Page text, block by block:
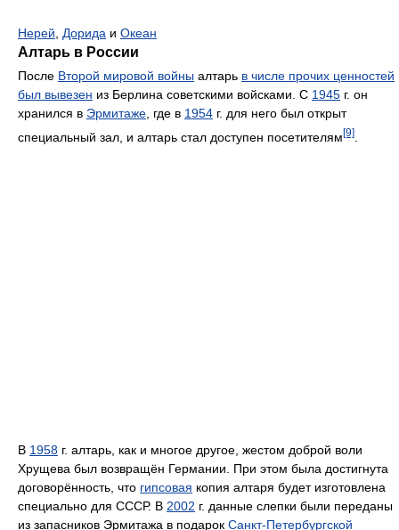
Нерей Дорида и Океан
Алтарь в России
После Второй мировой войны алтарь в числе прочих ценностей
был вывезен из Берлина советскими войсками. С 1945 г. он
хранился в Эрмитаже , где в 1954 г. для него был открыт
специальный зал, и алтарь стал доступен посетителям[9]
В 1958 г. алтарь, как и многое другое, жестом доброй воли
Хрущева был возвращён Германии. При этом была достигнута
договорённость, что гипсовая копия алтаря будет изготовлена
специально для СССР. В 2002 г. данные слепки были переданы
из запасников Эрмитажа в подарок Санкт-Петербургской